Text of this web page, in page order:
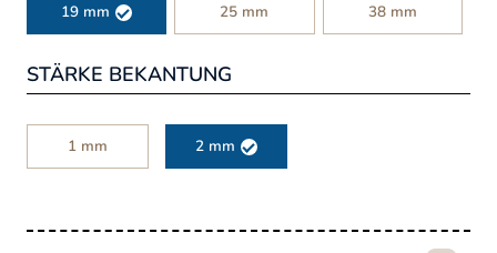
19 mm 25 mm 38 mm
STÄRKE BEKANTUNG
1 mm 2 mm